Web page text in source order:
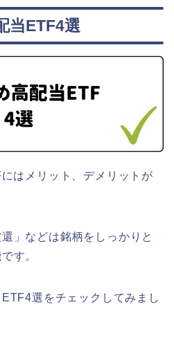
当ETF4選
はメリット、デメリットが
」などは銘柄をしっかりと
す。
選をチェックしてみまし